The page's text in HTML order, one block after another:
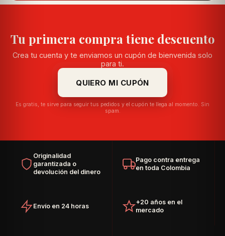
Tu primera compra tiene descuento
Crea tu cuenta y te enviamos un cupón de bienvenida solo
para ti.
QUIERO MI CUPÓN
Es gratis, te sirve para seguir tus pedidos y el cupón te llega al momento. Sin
spam.
Originalidad
garantizada o
devolución del dinero
Pago contra entrega
en toda Colombia
Envío en 24 horas
+20 años en el
mercado